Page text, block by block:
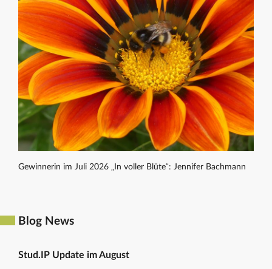
Gewinnerin im Juli 2026 „In voller Blüte“: Jennifer Bachmann
Blog News
Stud.IP Update im August